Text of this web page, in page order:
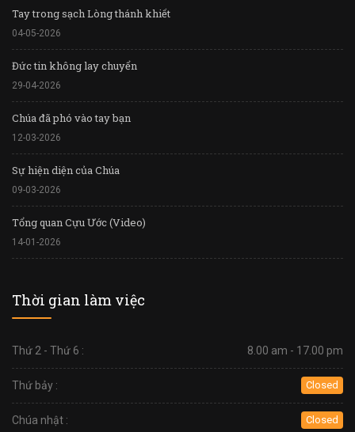
Tay trong sạch Lòng thánh khiết
04-05-2026
Đức tin không lay chuyển
29-04-2026
Chúa đã phó vào tay bạn
12-03-2026
Sự hiện diện của Chúa
09-03-2026
Tổng quan Cựu Ước (Video)
14-01-2026
Thời gian làm việc
Thứ 2 - Thứ 6 : 8.00 am - 17.00 pm
Thứ bảy : Closed
Chúa nhật : Closed